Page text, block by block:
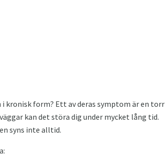
kronisk form? Ett av deras symptom är en torr
kan det störa dig under mycket lång tid.
syns inte alltid.